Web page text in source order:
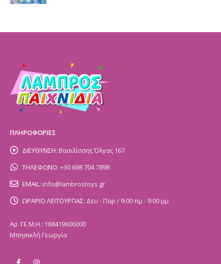
ΠΛΗΡΟΦΟΡΙΕΣ
ΔΙΕΥΘΥΝΣΗ: Βασιλίσσης Όλγας 167
ΤΗΛΕΦΩΝΟ: +30 698 704 7898
EMAIL: info@lambrostoys.gr
ΩΡΑΡΙΟ ΛΕΙΤΟΥΡΓΙΑΣ: Δευ - Παρ / 9:00 πμ - 9:00 μμ
Αρ. ΓΕ.Μ.Η.: 168419606000
Μπησικλή Γεωργία